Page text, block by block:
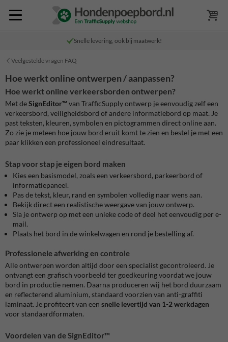
Snelle levering, ook bij maatwerk!
Veelgestelde vragen FAQ
Hoe werkt online ontwerpen / aanpassen?
Hoe werkt online verkeersborden ontwerpen?
Met deSignEditor™van TrafficSupply ontwerp je eenvoudig zelf een
verkeersbord, veiligheidsbord of andere informatiebord op maat. Je
past teksten, kleuren, symbolen en pictogrammen direct online aan.
Zo zie je meteen hoe jouw bord eruit komt te zien en bestel je met een
paar klikken een professioneel eindresultaat.
Stap voor stap je eigen bord maken
Kies een basismodel, zoals een verkeersbord, parkeerbord of
informatiepaneel.
Pas de tekst, kleur, rand en symbolen volledig naar wens aan.
Bekijk direct een realistische weergave van jouw ontwerp.
Sla je ontwerp op met een unieke code of deel het eenvoudig per e-
mail.
Plaats het bord in de winkelwagen en rond je bestelling af.
Professionele afwerking en controle
Alle ontwerpen worden altijd door een specialist gecontroleerd. Je
ontvangt een grafisch voorbeeld ter goedkeuring voordat we jouw
bord in productie nemen. Daarna produceren wij het bord duurzaam
en reflecterend aluminium, standaard voorzien van anti-graffiti
laminaat. Je profiteert van een snelle levertijd van 1-2 werkdagen
voor standaardformaten.
Voordelen van de SignEditor™